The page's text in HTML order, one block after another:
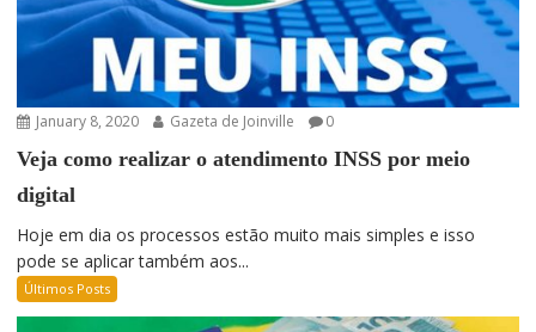
January 8, 2020 Gazeta de Joinville 0
Veja como realizar o atendimento INSS por meio
digital
Hoje em dia os processos estão muito mais simples e isso
pode se aplicar também aos...
Últimos Posts